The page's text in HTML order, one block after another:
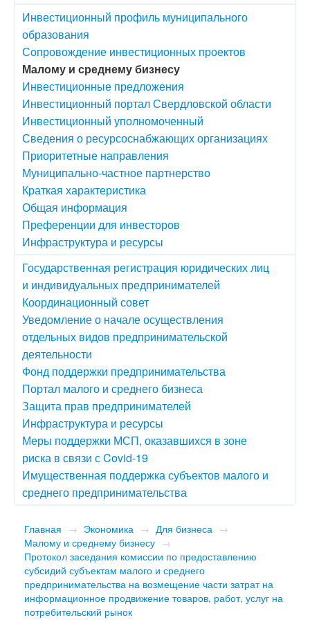
Инвестиционный профиль муниципального
образования
Сопровождение инвестиционных проектов
Малому и среднему бизнесу
Инвестиционные предложения
Инвестиционный портал Свердловской области
Инвестиционный уполномоченный
Сведения о ресурсоснабжающих организациях
Приоритетные направления
Муниципально-частное партнерство
Краткая характеристика
Общая информация
Преференции для инвесторов
Инфраструктура и ресурсы
Государственная регистрация юридических лиц
и индивидуальных предпринимателей
Координационный совет
Уведомление о начале осуществления
отдельных видов предпринимательской
деятельности
Фонд поддержки предпринимательства
Портал малого и среднего бизнеса
Защита прав предпринимателей
Инфраструктура и ресурсы
Меры поддержки МСП, оказавшихся в зоне
риска в связи с Covid-19
Имущественная поддержка субъектов малого и
среднего предпринимательства
Главная → Экономика → Для бизнеса →
Малому и среднему бизнесу →
Протокол заседания комиссии по предоставлению
субсидий субъектам малого и среднего
предпринимательства на возмещение части затрат на
информационное продвижение товаров, работ, услуг на
потребительский рынок